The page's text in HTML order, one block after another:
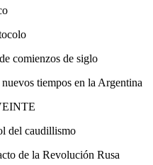
comienzos de siglo
tiempos en la Argentina
del caudillismo
de la Revolución Rusa